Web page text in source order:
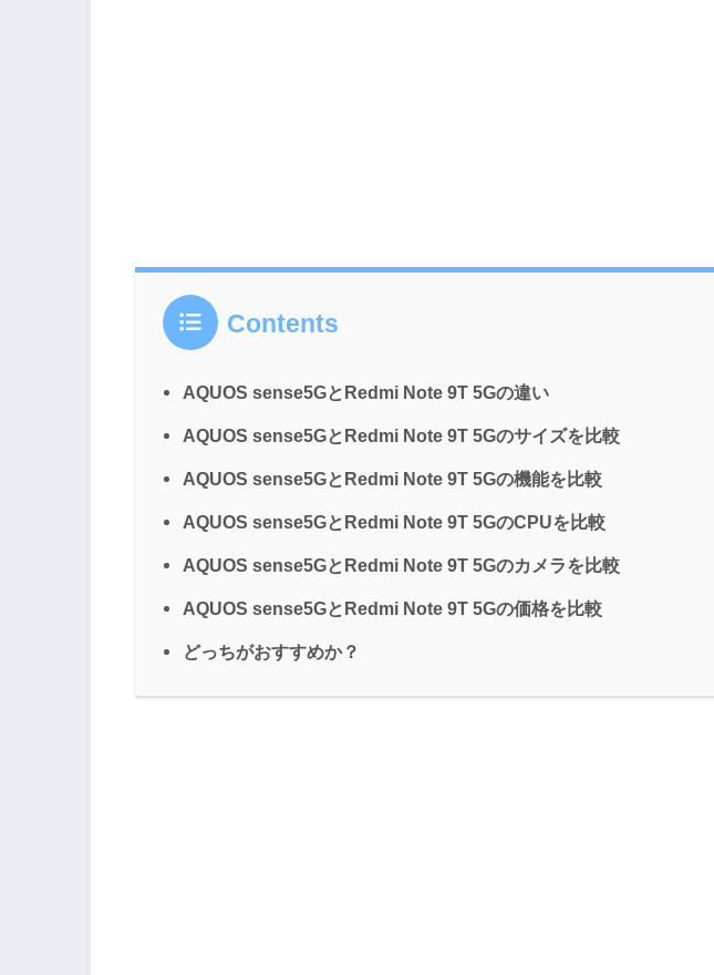
Contents
AQUOS sense5GとRedmi Note 9T 5Gの違い
AQUOS sense5GとRedmi Note 9T 5Gのサイズを比較
AQUOS sense5GとRedmi Note 9T 5Gの機能を比較
AQUOS sense5GとRedmi Note 9T 5GのCPUを比較
AQUOS sense5GとRedmi Note 9T 5Gのカメラを比較
AQUOS sense5GとRedmi Note 9T 5Gの価格を比較
どっちがおすすめか？